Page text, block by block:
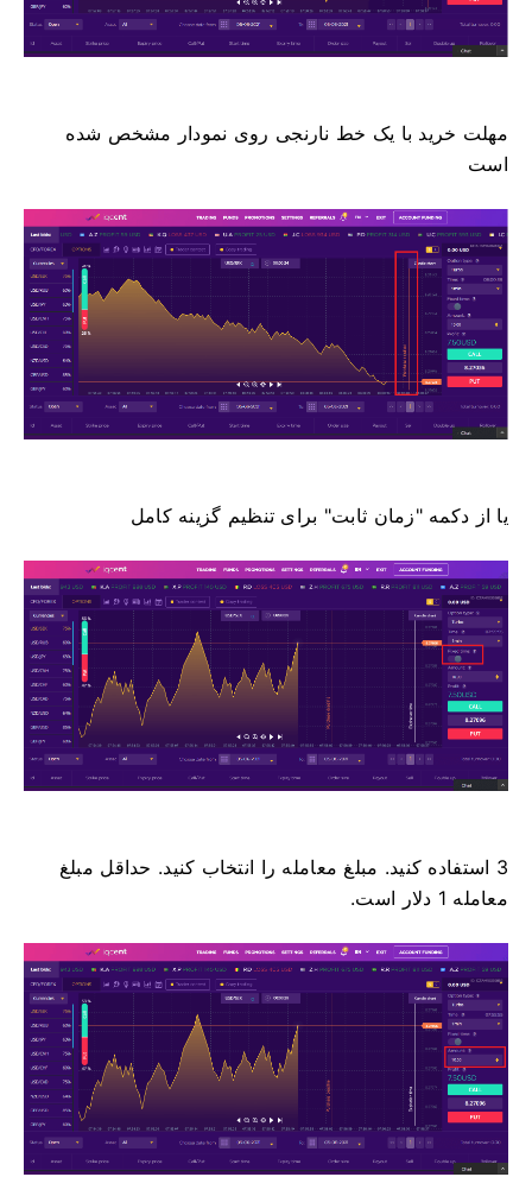
مهلت خرید با یک خط نارنجی روی نمودار مشخص شده
است
یا از دکمه "زمان ثابت" برای تنظیم گزینه کامل
3 استفاده کنید. مبلغ معامله را انتخاب کنید.
حداقل مبلغ
معامله 1 دلار است.